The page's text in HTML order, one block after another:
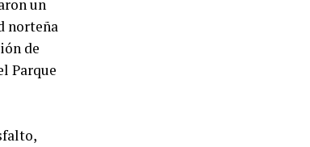
un
norteña
de
Parque